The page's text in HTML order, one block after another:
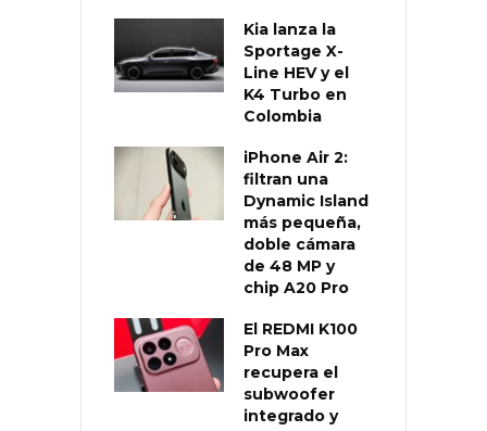
Kia lanza la
Sportage X-
Line HEV y el
K4 Turbo en
Colombia
iPhone Air 2:
filtran una
Dynamic Island
más pequeña,
doble cámara
de 48 MP y
chip A20 Pro
El REDMI K100
Pro Max
recupera el
subwoofer
integrado y